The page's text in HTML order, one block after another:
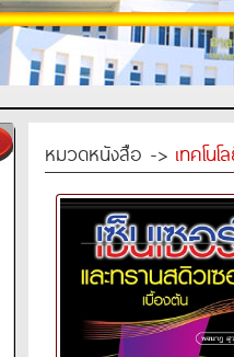
หมวดหนังสือ -> เทคโน